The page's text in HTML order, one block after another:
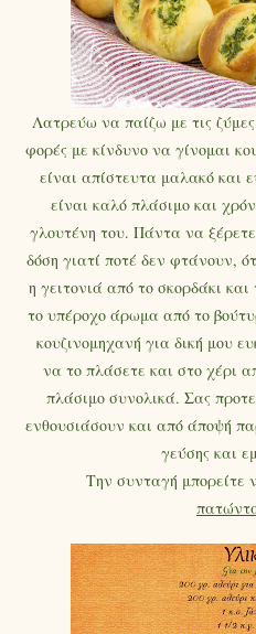
Λατρεύω να παίζω με τις
φορές με κίνδυνο να γίνομαι
είναι απίστευτα μαλακό και
είναι καλό πλάσιμο και
γλουτένη του. Πάντα να
δόση γιατί ποτέ δεν φτάνουν,
η γειτονιά από το σκορδάκι
το υπέροχο άρωμα από το
κουζινομηχανή για δική μου
να το πλάσετε και στο χέρι
πλάσιμο συνολικά. Σας
ενθουσιάσουν και από άποψή
γεύσης και
Την συνταγή μπορείτε